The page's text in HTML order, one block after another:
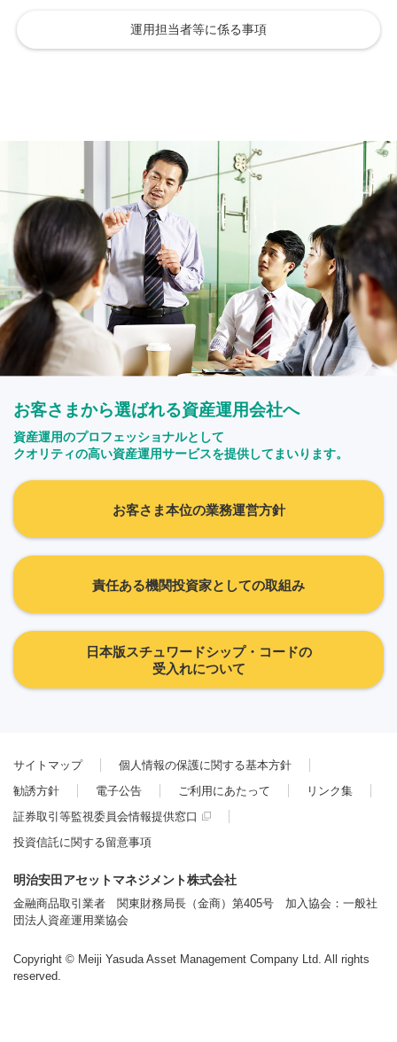
運用担当者等に係る事項
お客さまから選ばれる資産運用会社へ
資産運用のプロフェッショナルとして
クオリティの高い資産運用サービスを提供してまいります。
お客さま本位の業務運営方針
責任ある機関投資家としての取組み
日本版スチュワードシップ・コードの
受入れについて
サイトマップ
個人情報の保護に関する基本方針
勧誘方針
電子公告 ご利用にあたって
リンク集
証券取引等監視委員会情報提供窓口
投資信託に関する留意事項
明治安田アセットマネジメント株式会社
金融商品取引業者 関東財務局長（金商）第405号 加入協会：一般社
団法人資産運用業協会
Copyright © Meiji Yasuda Asset Management Company Ltd. All rights
reserved.